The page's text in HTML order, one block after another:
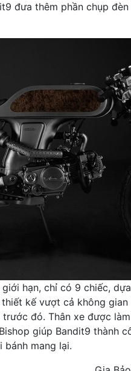
đưa thêm phần chụp
hạn, chỉ có 9 chiếc,
thiết kế vượt cả không
trước đó. Thân xe được
giúp Bandit9 thành
bánh mang lại.